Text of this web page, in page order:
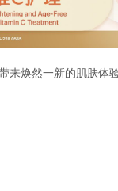
来焕然一新的肌肤体